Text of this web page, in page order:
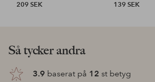
209 SEK
139 SEK
Så tycker andra
3.9 baserat på 12 st betyg